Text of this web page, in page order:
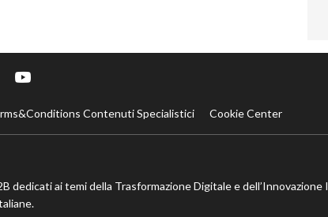
Contenuti Specialistici Cookie Center
ai temi della Trasformazione Digitale e